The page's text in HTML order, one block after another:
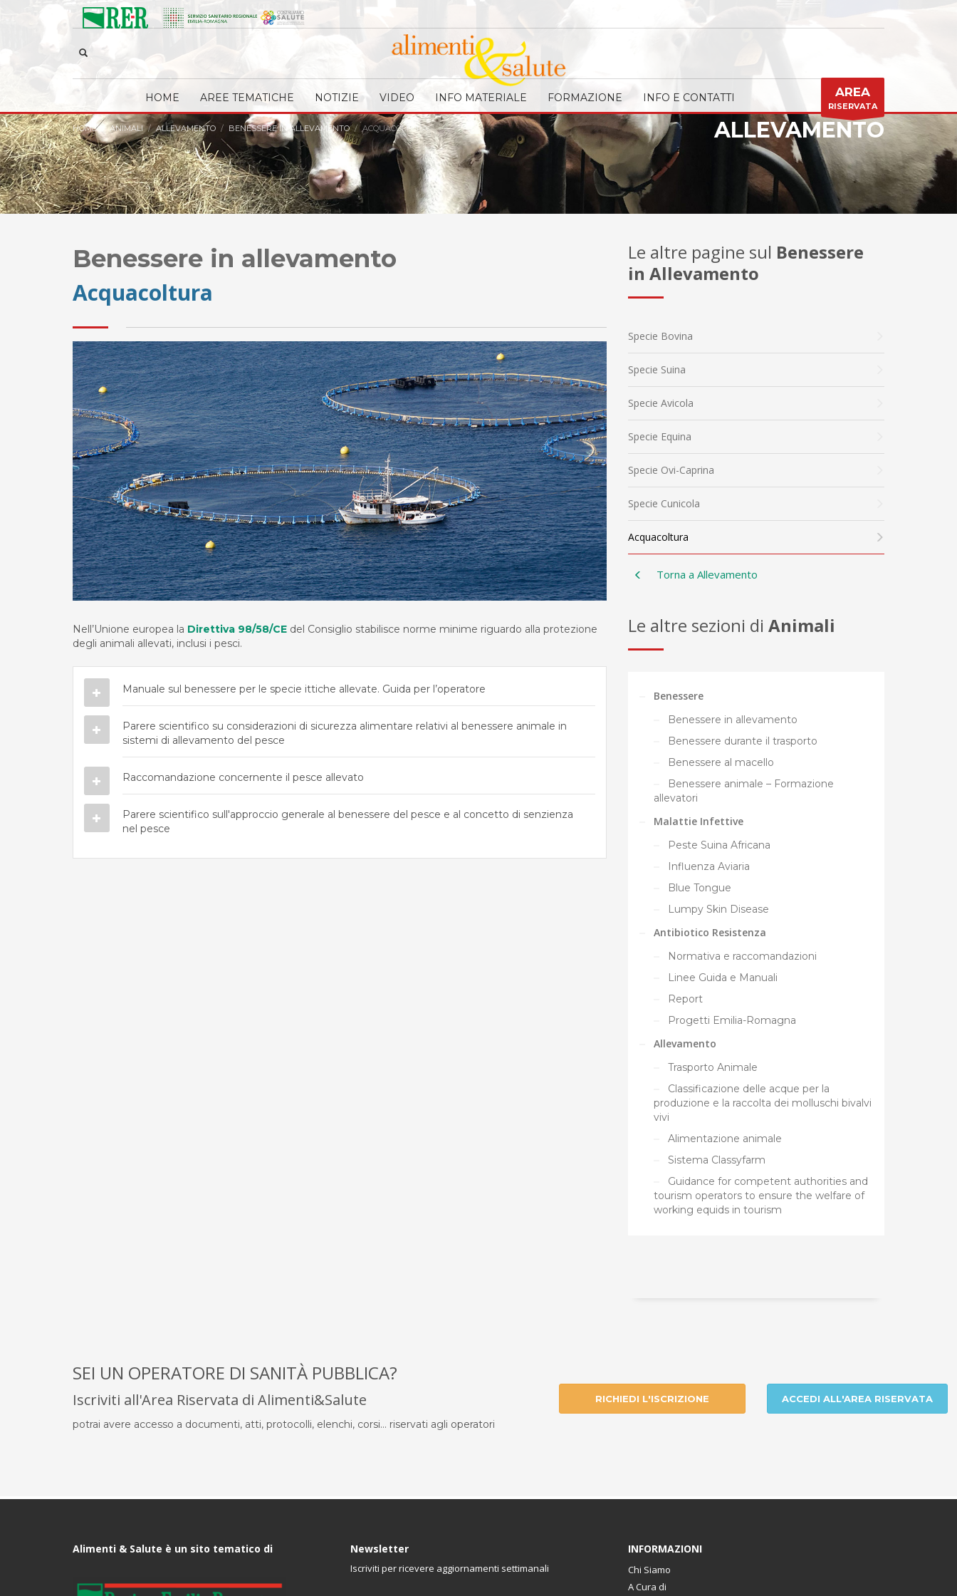
HOME AREE TEMATICHE NOTIZIE VIDEO INFO MATERIALE FORMAZIONE INFO E CONTATTI AREA
RISERVATA
HOME ANIMALI ALLEVAMENTO BENESSERE IN ALLEVAMENTO ACQUACOLTURA ALLEVAMENTO
Benessere in allevamento
Acquacoltura
Nell’Unione europea la Direttiva 98/58/CE del Consiglio stabilisce norme minime riguardo alla protezione
degli animali allevati, inclusi i pesci.
Manuale sul benessere per le specie ittiche allevate. Guida per l’operatore
Parere scientifico su considerazioni di sicurezza alimentare relativi al benessere animale in
sistemi di allevamento del pesce
Raccomandazione concernente il pesce allevato
Parere scientifico sull'approccio generale al benessere del pesce e al concetto di senzienza
nel pesce
Le altre pagine sul Benessere
in Allevamento
Specie Bovina
Specie Suina
Specie Avicola
Specie Equina
Specie Ovi-Caprina
Specie Cunicola
Acquacoltura
Torna a Allevamento
Le altre sezioni di Animali
Benessere
Benessere in allevamento
Benessere durante il trasporto
Benessere al macello
Benessere animale – Formazione
allevatori
Malattie Infettive
Peste Suina Africana
Influenza Aviaria
Blue Tongue
Lumpy Skin Disease
Antibiotico Resistenza
Normativa e raccomandazioni
Linee Guida e Manuali
Report
Progetti Emilia-Romagna
Allevamento
Trasporto Animale
Classificazione delle acque per la
produzione e la raccolta dei molluschi bivalvi
vivi
Alimentazione animale
Sistema Classyfarm
Guidance for competent authorities and
tourism operators to ensure the welfare of
working equids in tourism
SEI UN OPERATORE DI SANITÀ PUBBLICA?
Iscriviti all'Area Riservata di Alimenti&Salute
potrai avere accesso a documenti, atti, protocolli, elenchi, corsi... riservati agli operatori
RICHIEDI L'ISCRIZIONE ACCEDI ALL'AREA RISERVATA
Alimenti & Salute è un sito tematico di Newsletter
Iscriviti per ricevere aggiornamenti settimanali
INFORMAZIONI
Chi Siamo
A Cura di